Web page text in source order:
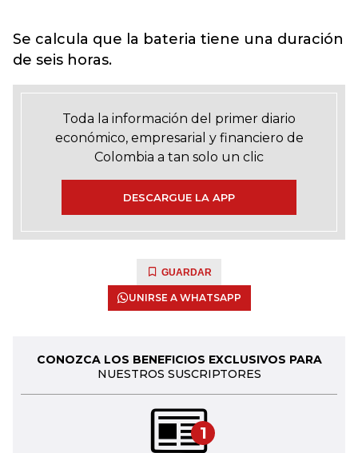
Se calcula que la bateria tiene una duración
de seis horas.
Toda la información del primer diario
económico, empresarial y financiero de
Colombia a tan solo un clic
DESCARGUE LA APP
GUARDAR
UNIRSE A WHATSAPP
CONOZCA LOS BENEFICIOS EXCLUSIVOS PARA
NUESTROS SUSCRIPTORES
1